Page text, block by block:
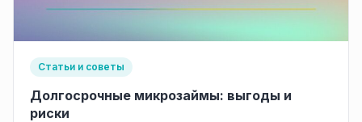
Статьи и советы
Долгосрочные микрозаймы: выгоды и
риски